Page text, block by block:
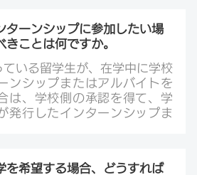
ターンシップに参加したい場
ことは何ですか。
いる留学生が、在学中に学校
ンシップまたはアルバイトを
は、学校側の承認を得て、学
発行したインターンシップま
らうための申請を行います。
を希望する場合、どうすれば